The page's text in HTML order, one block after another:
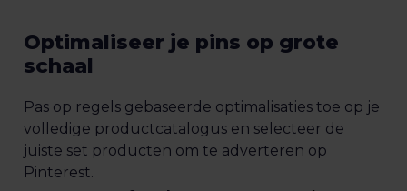
Optimaliseer je pins op grote
schaal
Pas op regels gebaseerde optimalisaties toe op je
volledige productcatalogus en selecteer de
juiste set producten om te adverteren op
Pinterest.